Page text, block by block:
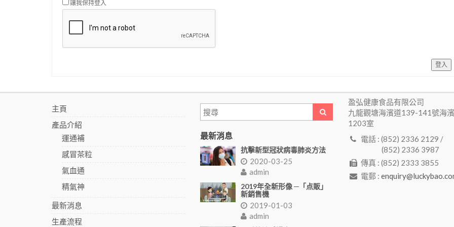
讓我保持登入
登入
主頁
產品介紹
運通補
感冒茶粒
氣血通
精氣神
最新消息
生產流程
最新消息
抗擊新型冠狀病毒肺炎方法
2020-03-25
admin
2019年全新形像 ─「点販」
新銷售機
2019-01-03
admin
盈弘健康食品有限公司
九龍觀塘海濱道139-141號海
1203室
電話 : (852) 2336 2129 /
(852) 2336 3987
傳真 : (852) 2333 3855
電郵 :